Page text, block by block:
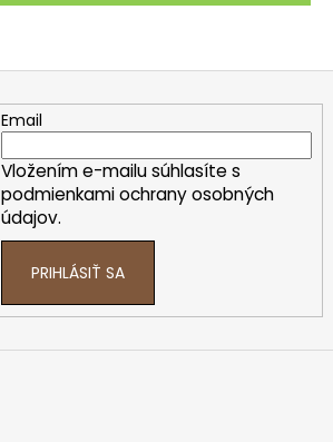
Email
Vložením e-mailu súhlasíte s
podmienkami ochrany osobných
údajov.
PRIHLÁSIŤ SA